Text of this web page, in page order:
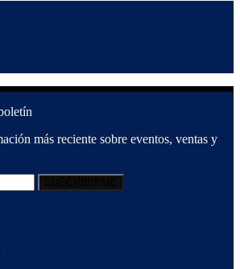
más reciente sobre eventos, ventas y